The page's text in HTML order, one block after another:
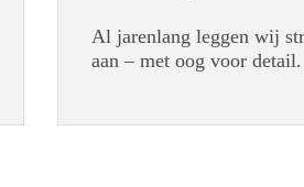
Al jarenlang leggen wij
aan – met oog voor detail.